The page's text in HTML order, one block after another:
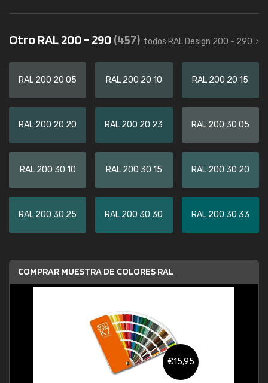
Otro RAL 200 - 290(457) todos RAL Design 200 - 290
RAL 200 20 05 RAL 200 20 10 RAL 200 20 15
RAL 200 20 20 RAL 200 20 23 RAL 200 30 05
RAL 200 30 10 RAL 200 30 15 RAL 200 30 20
RAL 200 30 25 RAL 200 30 30 RAL 200 30 33
COMPRAR MUESTRA DE COLORES RAL
€15,95